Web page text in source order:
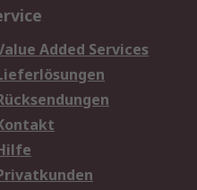
Added Services